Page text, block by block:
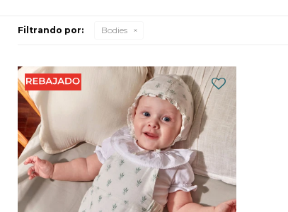
Filtrando por: Bodies